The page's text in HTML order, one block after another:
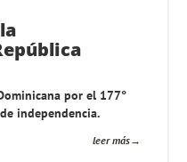
por el 177°
independencia.
leer más